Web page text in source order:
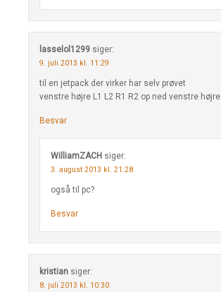
lasselol1299 siger:
9. juli 2013 kl. 11:29
til en jetpack der virker har selv prøvet
venstre højre L1 L2 R1 R2 op ned venstre højre
Besvar
WilliamZACH siger:
3. august 2013 kl. 21:28
også til pc?
Besvar
kristian siger:
8. juli 2013 kl. 10:30